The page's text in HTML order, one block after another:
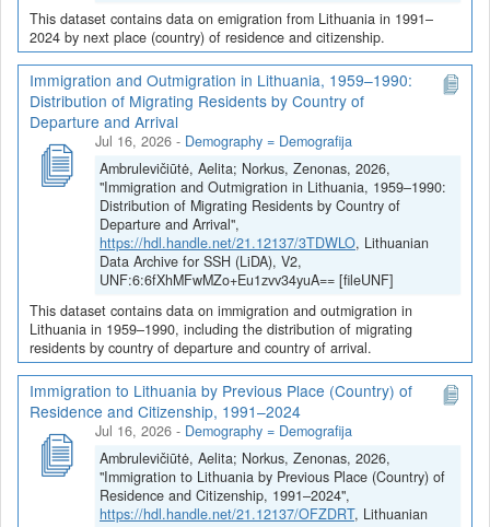
This dataset contains data on emigration from Lithuania in 1991–
2024 by next place (country) of residence and citizenship.
Immigration and Outmigration in Lithuania, 1959–1990:
Distribution of Migrating Residents by Country of
Departure and Arrival
Jul 16, 2026 - Demography = Demografija
Ambrulevičiūtė, Aelita; Norkus, Zenonas, 2026,
"Immigration and Outmigration in Lithuania, 1959–1990:
Distribution of Migrating Residents by Country of
Departure and Arrival",
https://hdl.handle.net/21.12137/3TDWLO, Lithuanian
Data Archive for SSH (LiDA), V2,
UNF:6:6fXhMFwMZo+Eu1zvv34yuA== [fileUNF]
This dataset contains data on immigration and outmigration in
Lithuania in 1959–1990, including the distribution of migrating
residents by country of departure and country of arrival.
Immigration to Lithuania by Previous Place (Country) of
Residence and Citizenship, 1991–2024
Jul 16, 2026 - Demography = Demografija
Ambrulevičiūtė, Aelita; Norkus, Zenonas, 2026,
"Immigration to Lithuania by Previous Place (Country) of
Residence and Citizenship, 1991–2024",
https://hdl.handle.net/21.12137/OFZDRT, Lithuanian